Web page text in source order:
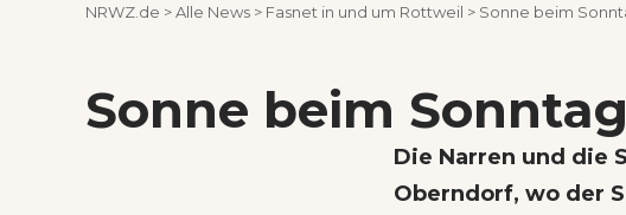
NRWZ.de >Alle News > Fasnet in und um Rottweil > Sonne beim
Sonne beim
Die Narren und die
Oberndorf, wo der